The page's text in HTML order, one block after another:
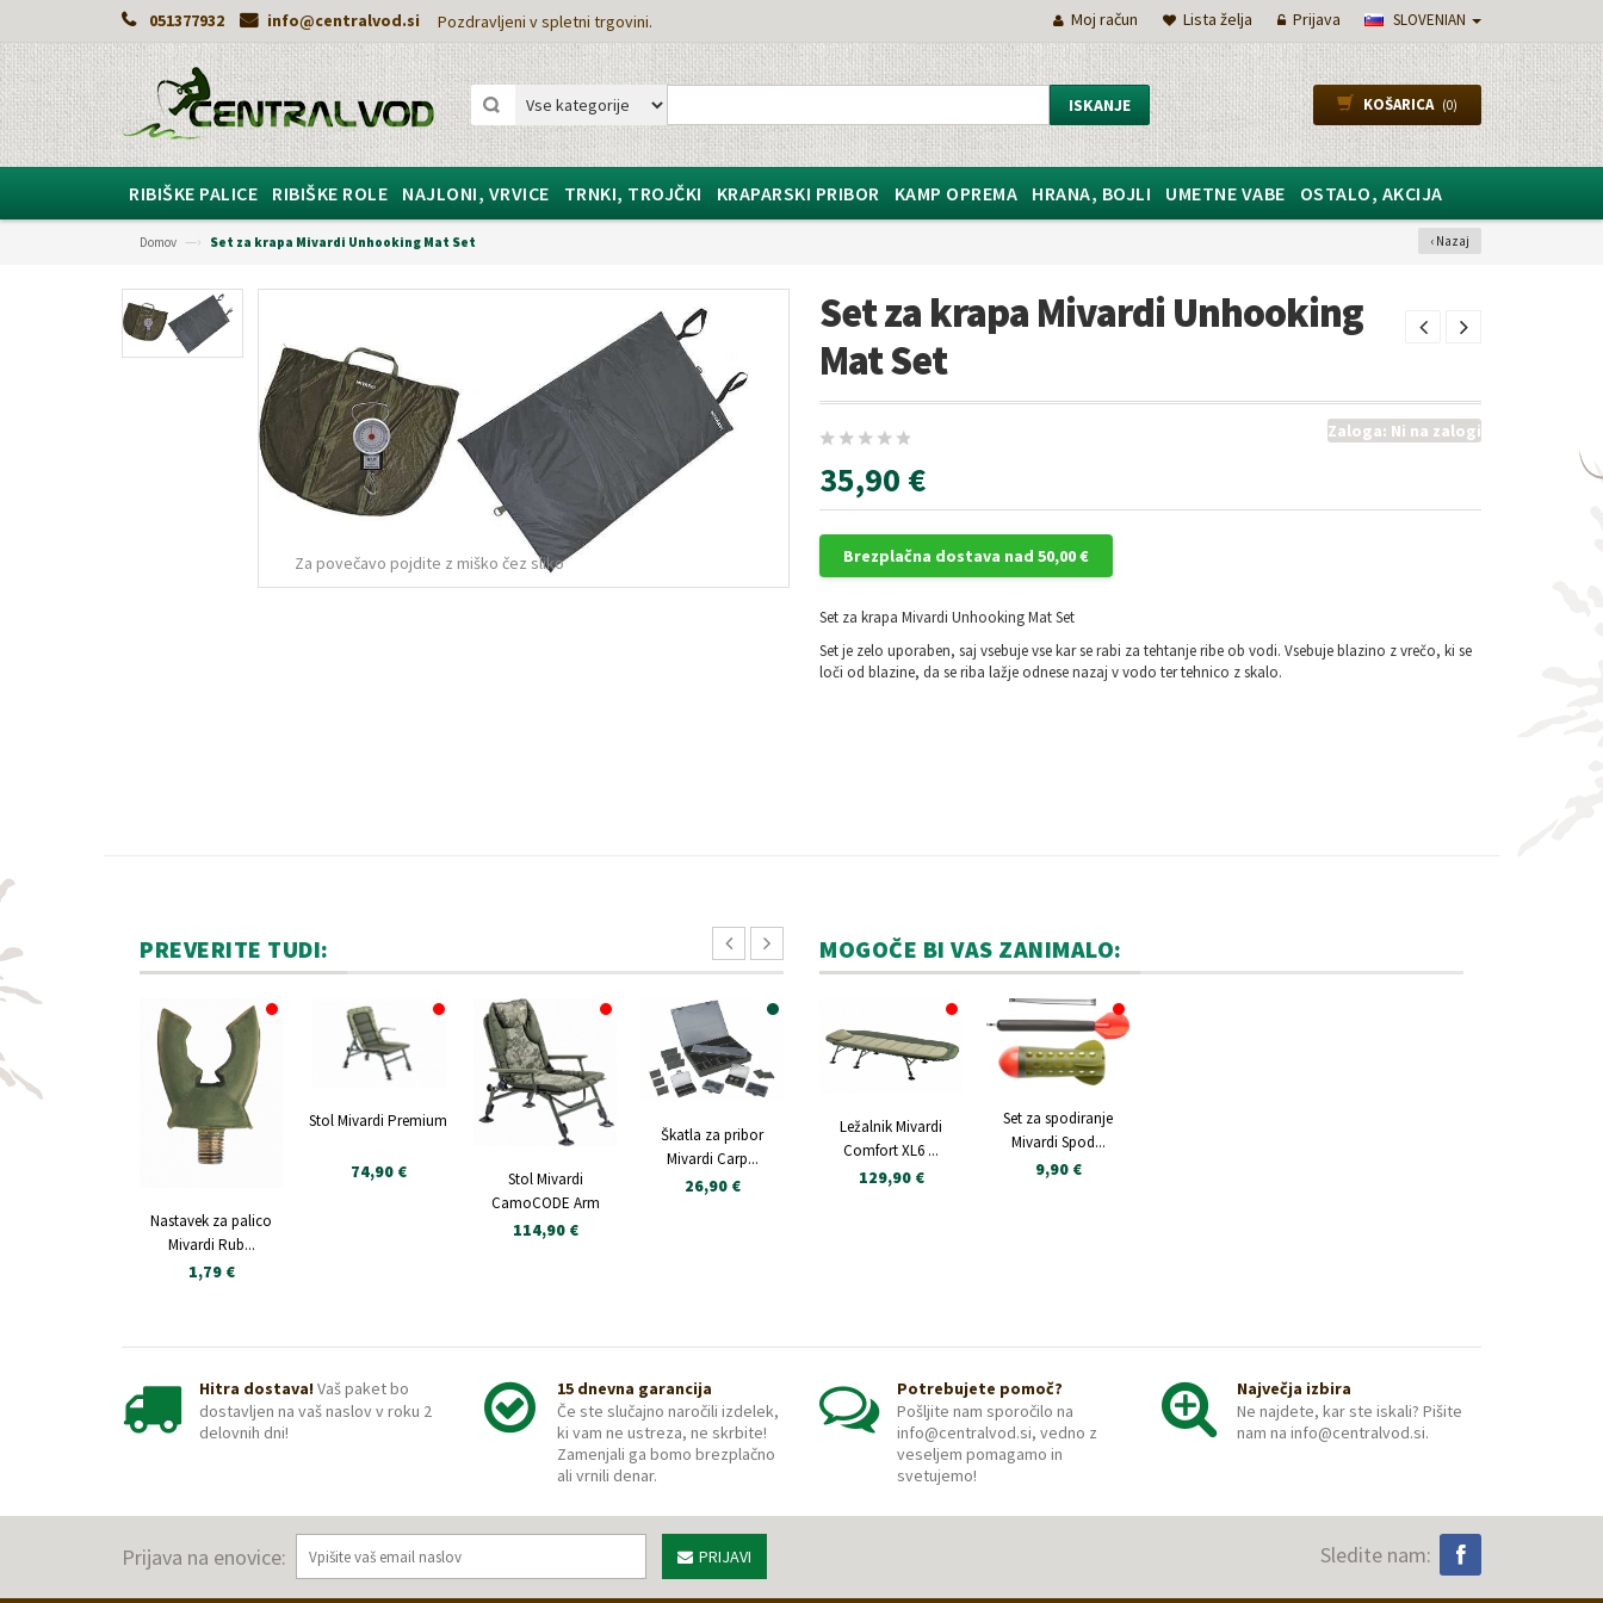
051377932 info@centralvod.si Pozdravljeni v spletni trgovini. SLOVENIAN
Moj račun Lista želja Prijava
ISKANJE KOŠARICA (0)
RIBIŠKE PALICE RIBIŠKE ROLE NAJLONI, VRVICE TRNKI, TROJČKI KRAPARSKI PRIBOR KAMP OPREMA HRANA, BOJLI UMETNE VABE OSTALO, AKCIJA
‹ Nazaj
Domov —› Set za krapa Mivardi Unhooking Mat Set
Za povečavo pojdite z miško čez sliko
Set za krapa Mivardi Unhooking
Mat Set
Zaloga: Ni na zalogi
35,90 €
Brezplačna dostava nad 50,00 €
Set za krapa Mivardi Unhooking Mat Set
Set je zelo uporaben, saj vsebuje vse kar se rabi za tehtanje ribe ob vodi. Vsebuje blazino z vrečo, ki se
loči od blazine, da se riba lažje odnese nazaj v vodo ter tehnico z skalo.
PREVERITE TUDI:
Nastavek za palico
Mivardi Rub...
1,79 €
Stol Mivardi Premium
74,90 €
Stol Mivardi
CamoCODE Arm
114,90 €
Škatla za pribor
Mivardi Carp...
26,90 €
Stol Mivardi Premium
69,90 €
Stol Mivardi Premium
79,90 €
MOGOČE BI VAS ZANIMALO:
Ležalnik Mivardi
Comfort XL6 ...
129,90 €
Set za spodiranje
Mivardi Spod...
9,90 €
Hitra dostava!Vaš paket bo
dostavljen na vaš naslov v roku 2
delovnih dni!
15 dnevna garancija
Če ste slučajno naročili izdelek,
ki vam ne ustreza, ne skrbite!
Zamenjali ga bomo brezplačno
ali vrnili denar.
Potrebujete pomoč?
Pošljite nam sporočilo na
info@centralvod.si, vedno z
veseljem pomagamo in
svetujemo!
Največja izbira
Ne najdete, kar ste iskali? Pišite
nam na info@centralvod.si.
Prijava na enovice: PRIJAVI Sledite nam: